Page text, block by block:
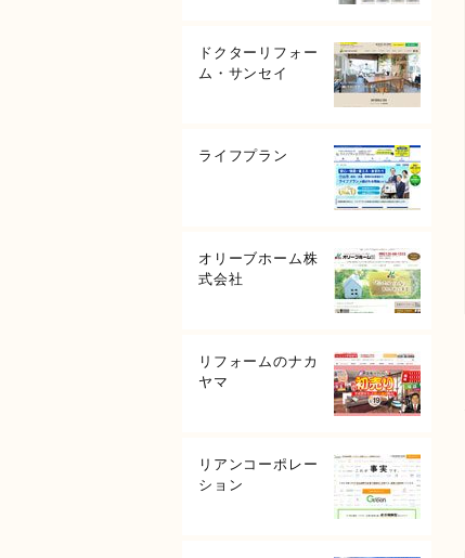
ドクターリフォー
ム・サンセイ
ライフプラン
オリーブホーム株
式会社
リフォームのナカ
ヤマ
リアンコーポレー
ション